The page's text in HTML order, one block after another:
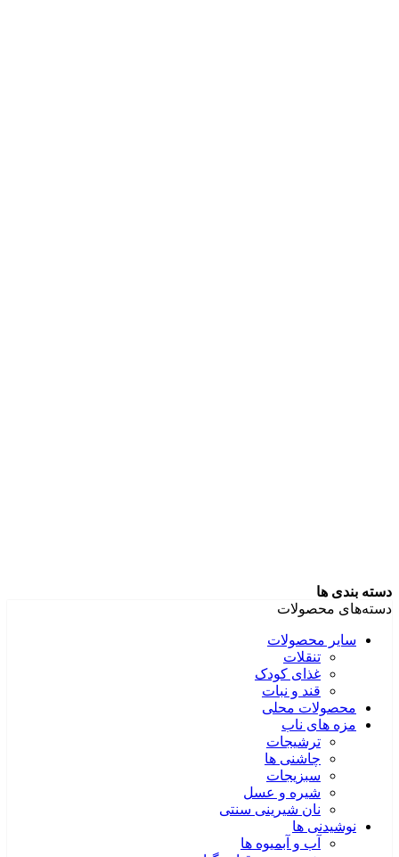
دسته بندی ها
دسته‌های محصولات
سایر محصولات
تنقلات
غذای کودک
قند و نبات
محصولات محلی
مزه های ناب
ترشیجات
چاشنی ها
سبزیجات
شیره و عسل
نان شیرینی سنتی
نوشیدنی ها
آب و آبمیوه ها